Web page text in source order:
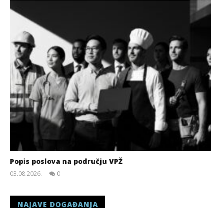
Popis poslova na području VPŽ
03.08.2026.
0
NAJAVE DOGAĐANJA